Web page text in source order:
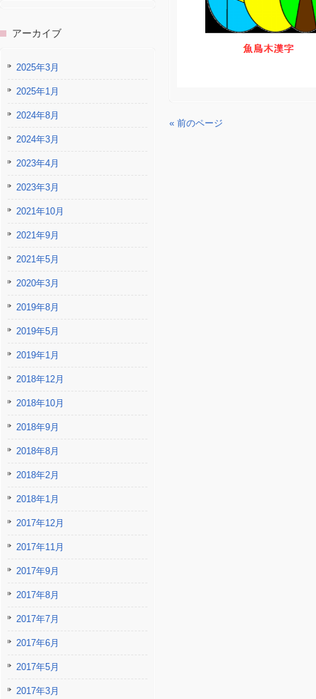
« 前のページ
アーカイブ
2025年3月
2025年1月
2024年8月
2024年3月
2023年4月
2023年3月
2021年10月
2021年9月
2021年5月
2020年3月
2019年8月
2019年5月
2019年1月
2018年12月
2018年10月
2018年9月
2018年8月
2018年2月
2018年1月
2017年12月
2017年11月
2017年9月
2017年8月
2017年7月
2017年6月
2017年5月
2017年3月